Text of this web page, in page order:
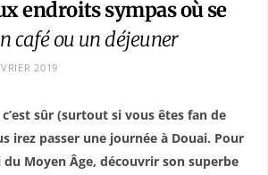
endroits sympas où se
café ou un déjeuner
2019
sûr (surtout si vous êtes fan de
irez passer une journée à Douai. Pour
Moyen Âge, découvrir son superbe